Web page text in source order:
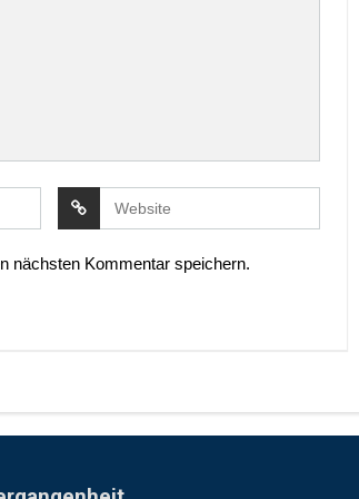
nächsten Kommentar speichern.